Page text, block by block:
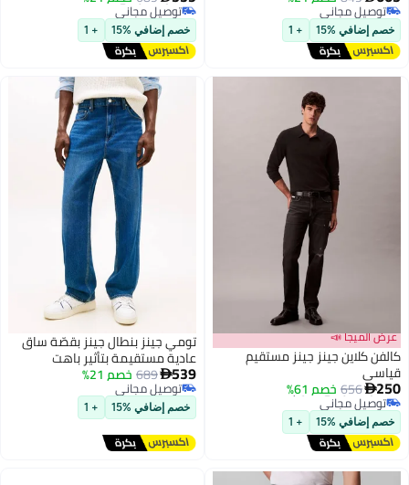
توصيل مجاني
توصيل مجاني
خصم إضافي %15 + 1
أقل سعر في السنة
خصم إضافي %15 + 1
عرض الميجا 📣
كالفن كلاين جينز جينز مستقيم
قياسي
250
656خصم 61%
أقل سعر في 7 يوم
توصيل مجاني
أقل سعر في 7 يوم
خصم إضافي %15 + 1
تومي جينز بنطال جينز بقصّة ساق
عادية مستقيمة بتأثير باهت
539
689خصم 21%
توصيل مجاني
توصيل مجاني
خصم إضافي %15 + 1